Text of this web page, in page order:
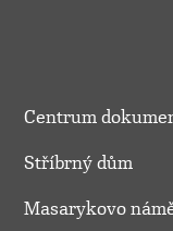
Centrum
Stříbrný dům
Masarykovo